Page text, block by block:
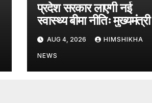
प्रदेश सरकार लाएगी नई
स्वास्थ्य बीमा नीतिः मुख्यमंत्री
AUG 4, 2026 HIMSHIKHA
NEWS